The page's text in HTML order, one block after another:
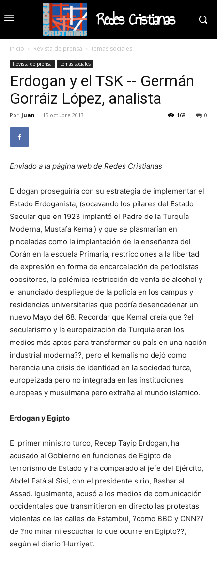
Redes Cristianas
Inicio Revista de prensa temas sociales
Revista de prensa temas sociales
Erdogan y el TSK -- Germán
Gorráiz López, analista
Por Juan - 15 octubre 2013 0
168
Enviado a la página web de Redes Cristianas
Erdogan proseguiría con su estrategia de implementar el
Estado Erdoganista, (socavando los pilares del Estado
Secular que en 1923 implantó el Padre de la Turquía
Moderna, Mustafa Kemal) y que se plasmarían en
pinceladas como la implantación de la enseñanza del
Corán en la escuela Primaria, restricciones a la libertad
de expresión en forma de encarcelación de periodistas
opositores, la polémica restricción de venta de alcohol y
el anunciado despliegue de la policía en los campus y
residencias universitarias que podría desencadenar un
nuevo Mayo del 68. Recordar que Kemal creía que ?el
secularismo y la europeización de Turquía eran los
medios más aptos para transformar su país en una nación
industrial moderna??, pero el kemalismo dejó como
herencia una crisis de identidad en la sociedad turca,
europeizada pero no integrada en las instituciones
europeas y musulmana pero extraña al mundo islámico.
Erdogan y Egipto
El primer ministro turco, Recep Tayip Erdogan, ha
acusado al Gobierno en funciones de Egipto de
terrorismo de Estado y ha comparado al jefe del Ejército,
Abdel Fatá al Sisi, con el presidente sirio, Bashar al
Assad. Igualmente, acusó a los medios de comunicación
occidentales que transmitieron en directo las protestas
violentas de las calles de Estambul, ?como BBC y CNN??
de ?no mirar ni escuchar lo que ocurre en Egipto??,
según el diario ‘Hurriyet’.